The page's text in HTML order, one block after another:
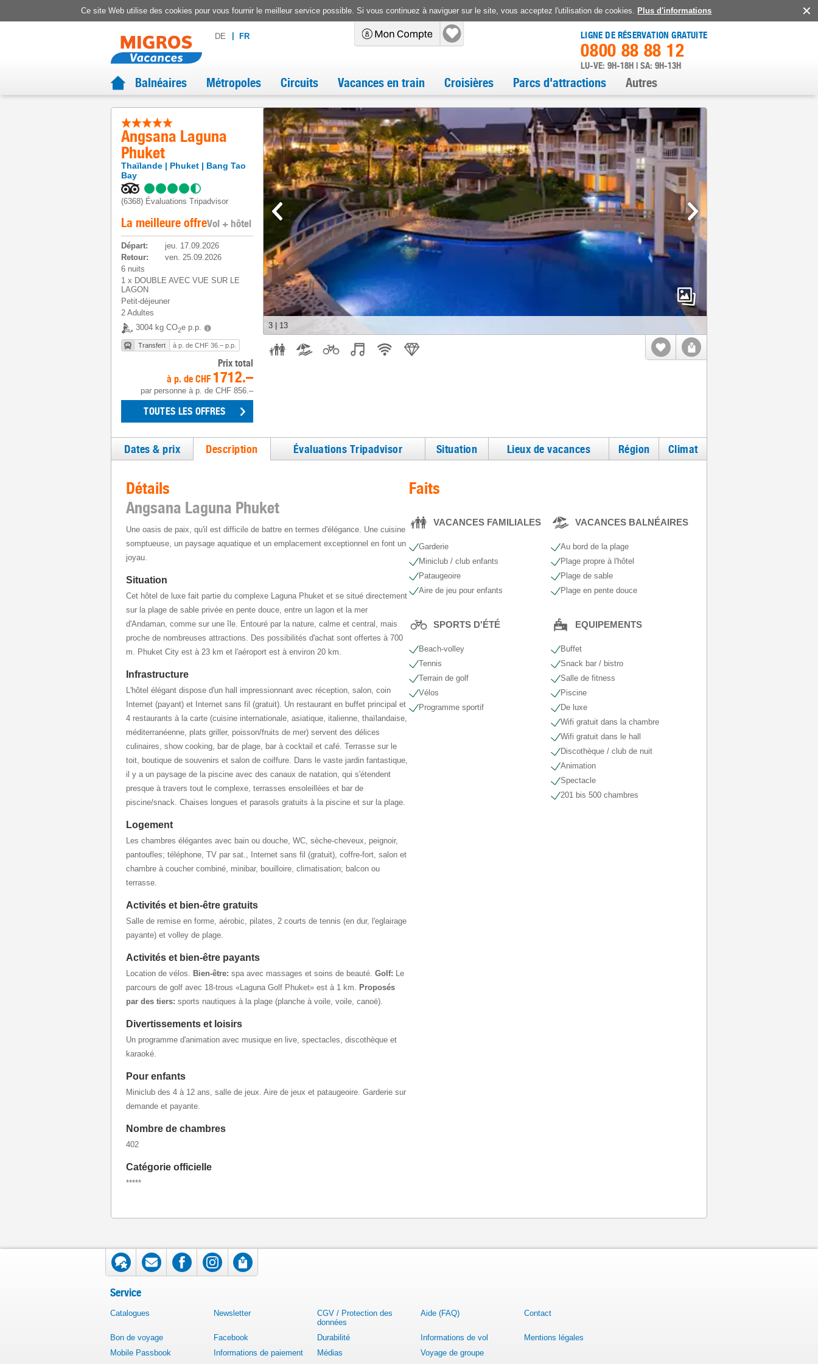
Ce site Web utilise des cookies pour vous fournir le meilleur service possible. Si vous continuez à naviguer sur le site, vous acceptez l'utilisation de cookies. Plus d'informations
DE FR LIGNE DE RÉSERVATION GRATUITE
0800 88 88 12
LU-VE: 9H-18H | SA: 9H-13H
Balnéaires Métropoles Circuits Vacances en train Croisières Parcs d'attractions Autres
Angsana Laguna
Phuket
Thaïlande Phuket
Bang Tao
Bay
(6368) Évaluations Tripadvisor
La meilleure offreVol + hôtel
Départ:
jeu. 17.09.2026
Retour:
ven. 25.09.2026
6 nuits
1 x DOUBLE AVEC VUE SUR LE
LAGON
Petit-déjeuner
2 Adultes
3004 kg CO2e p.p.
Transfert à p. de CHF 36.– p.p.
Prix total
à p. de CHF 1712.–
par personne à p. de CHF 856.–
TOUTES LES OFFRES
3 13
Dates & prix Description Évaluations Tripadvisor Situation Lieux de vacances Région Climat
Détails
Angsana Laguna Phuket
Une oasis de paix, qu'il est difficile de battre en termes d'élégance. Une cuisine
somptueuse, un paysage aquatique et un emplacement exceptionnel en font un
joyau.
Situation
Cet hôtel de luxe fait partie du complexe Laguna Phuket et se situé directement
sur la plage de sable privée en pente douce, entre un lagon et la mer
d'Andaman, comme sur une île. Entouré par la nature, calme et central, mais
proche de nombreuses attractions. Des possibilités d'achat sont offertes à 700
m. Phuket City est à 23 km et l'aéroport est à environ 20 km.
Infrastructure
L'hôtel élégant dispose d'un hall impressionnant avec réception, salon, coin
Internet (payant) et Internet sans fil (gratuit). Un restaurant en buffet principal et
4 restaurants à la carte (cuisine internationale, asiatique, italienne, thaïlandaise,
méditerranéenne, plats griller, poisson/fruits de mer) servent des délices
culinaires, show cooking, bar de plage, bar à cocktail et café. Terrasse sur le
toit, boutique de souvenirs et salon de coiffure. Dans le vaste jardin fantastique,
il y a un paysage de la piscine avec des canaux de natation, qui s'étendent
presque à travers tout le complexe, terrasses ensoleillées et bar de
piscine/snack. Chaises longues et parasols gratuits à la piscine et sur la plage.
Logement
Les chambres élégantes avec bain ou douche, WC, sèche-cheveux, peignoir,
pantoufles; téléphone, TV par sat., Internet sans fil (gratuit), coffre-fort, salon et
chambre à coucher combiné, minibar, bouilloire, climatisation; balcon ou
terrasse.
Activités et bien-être gratuits
Salle de remise en forme, aérobic, pilates, 2 courts de tennis (en dur, l'eglairage
payante) et volley de plage.
Activités et bien-être payants
Location de vélos. Bien-être: spa avec massages et soins de beauté. Golf: Le
parcours de golf avec 18-trous «Laguna Golf Phuket» est à 1 km. Proposés
par des tiers: sports nautiques à la plage (planche à voile, voile, canoë).
Divertissements et loisirs
Un programme d'animation avec musique en live, spectacles, discothèque et
karaoké.
Pour enfants
Miniclub des 4 à 12 ans, salle de jeux. Aire de jeux et pataugeoire. Garderie sur
demande et payante.
Nombre de chambres
402
Catégorie officielle
*****
Faits
VACANCES FAMILIALES
Garderie
Miniclub / club enfants
Pataugeoire
Aire de jeu pour enfants
VACANCES BALNÉAIRES
Au bord de la plage
Plage propre à l'hôtel
Plage de sable
Plage en pente douce
SPORTS D'ÉTÉ
Beach-volley
Tennis
Terrain de golf
Vélos
Programme sportif
EQUIPEMENTS
Buffet
Snack bar / bistro
Salle de fitness
Piscine
De luxe
Wifi gratuit dans la chambre
Wifi gratuit dans le hall
Discothèque / club de nuit
Animation
Spectacle
201 bis 500 chambres
Service
Catalogues Newsletter
CGV / Protection des
données
Aide (FAQ) Contact
Bon de voyage Facebook Durabilité Informations de vol
Mentions légales
Mobile Passbook
Informations de paiement Médias Voyage de groupe